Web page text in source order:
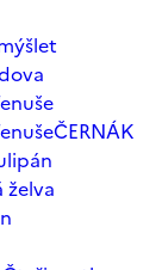
ČERNÁK
želva